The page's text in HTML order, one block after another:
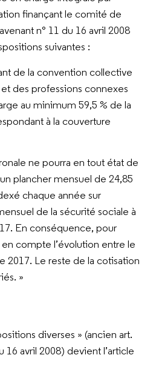
finançant le comité de
n° 11 du 16 avril 2008
suivantes :
de la convention collective
des professions connexes
au minimum 59,5 % de la
à la couverture
ne pourra en tout état de
plancher mensuel de 24,85
chaque année sur
de la sécurité sociale à
En conséquence, pour
en compte l’évolution entre le
2017. Le reste de la cotisation
»
diverses » (ancien art.
16 avril 2008) devient l’article